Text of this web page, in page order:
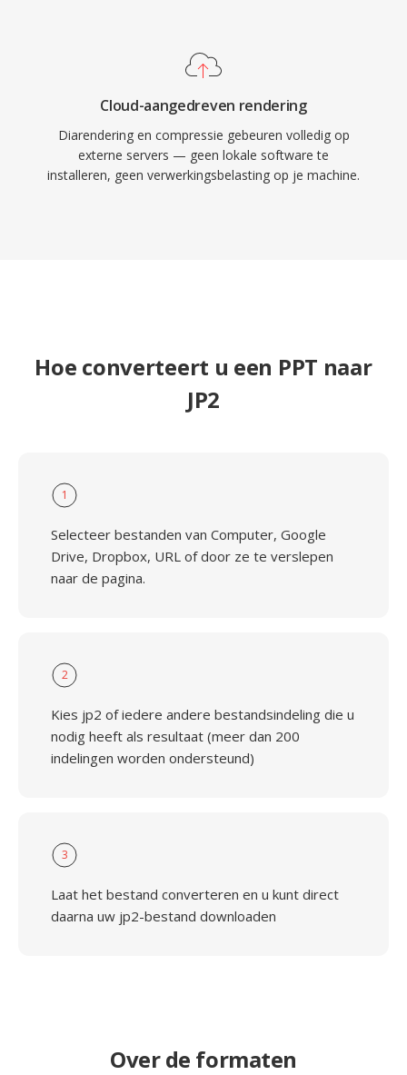
Cloud-aangedreven rendering
Diarendering en compressie gebeuren volledig op
externe servers — geen lokale software te
installeren, geen verwerkingsbelasting op je machine.
Hoe converteert u een PPT naar
JP2
1
Selecteer bestanden van Computer, Google
Drive, Dropbox, URL of door ze te verslepen
naar de pagina.
2
Kies jp2 of iedere andere bestandsindeling die u
nodig heeft als resultaat (meer dan 200
indelingen worden ondersteund)
3
Laat het bestand converteren en u kunt direct
daarna uw jp2-bestand downloaden
Over de formaten